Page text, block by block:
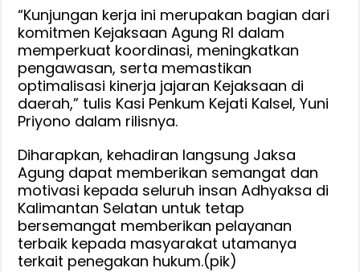
“Kunjungan kerja ini merupakan bagian dari
komitmen Kejaksaan Agung RI dalam
memperkuat koordinasi, meningkatkan
pengawasan, serta memastikan
optimalisasi kinerja jajaran Kejaksaan di
daerah,” tulis Kasi Penkum Kejati Kalsel, Yuni
Priyono dalam rilisnya.
Diharapkan, kehadiran langsung Jaksa
Agung dapat memberikan semangat dan
motivasi kepada seluruh insan Adhyaksa di
Kalimantan Selatan untuk tetap
bersemangat memberikan pelayanan
terbaik kepada masyarakat utamanya
terkait penegakan hukum.(pik)